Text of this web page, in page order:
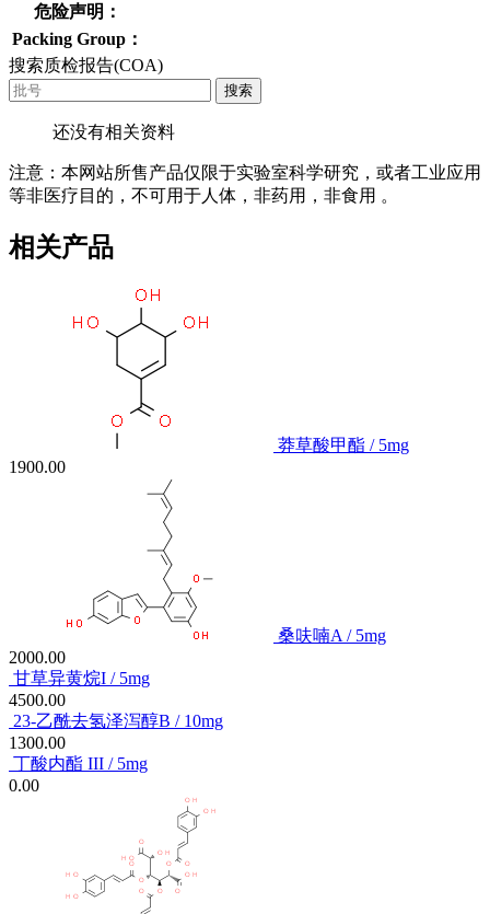
危险声明：
Packing Group：
搜索质检报告(COA)
搜索
还没有相关资料
注意：本网站所售产品仅限于实验室科学研究，或者工业应用
等非医疗目的，不可用于人体，非药用，非食用 。
相关产品
莽草酸甲酯 / 5mg
1900.00
桑呋喃A / 5mg
2000.00
甘草异黄烷I / 5mg
4500.00
23-乙酰去氢泽泻醇B / 10mg
1300.00
丁酸内酯 III / 5mg
0.00